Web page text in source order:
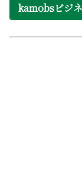
kamobsビジ